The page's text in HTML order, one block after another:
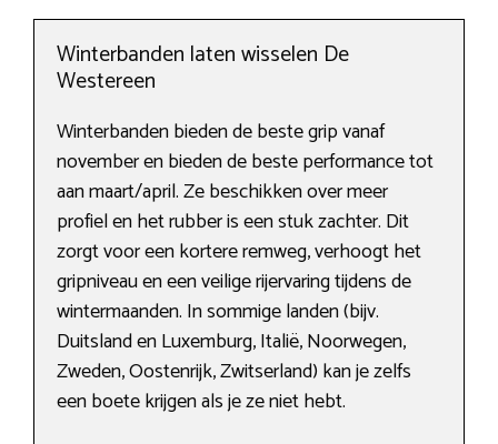
Winterbanden laten wisselen De
Westereen
Winterbanden bieden de beste grip vanaf
november en bieden de beste performance tot
aan maart/april. Ze beschikken over meer
profiel en het rubber is een stuk zachter. Dit
zorgt voor een kortere remweg, verhoogt het
gripniveau en een veilige rijervaring tijdens de
wintermaanden. In sommige landen (bijv.
Duitsland en Luxemburg, Italië, Noorwegen,
Zweden, Oostenrijk, Zwitserland) kan je zelfs
een boete krijgen als je ze niet hebt.